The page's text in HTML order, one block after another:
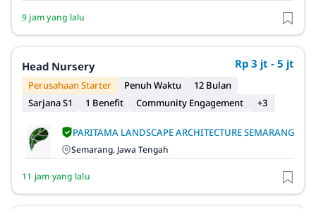
9 jam yang lalu
Head Nursery Rp 3 jt - 5 jt
Perusahaan Starter Penuh Waktu
12 Bulan
Sarjana S1
1 Benefit Community Engagement +3
PARITAMA LANDSCAPE ARCHITECTURE SEMARANG
Semarang, Jawa Tengah
11 jam yang lalu